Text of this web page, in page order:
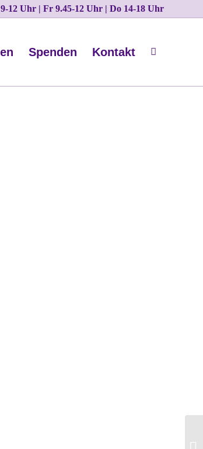
12 Uhr | Fr 9.45-12 Uhr | Do 14-18 Uhr
Spenden Kontakt